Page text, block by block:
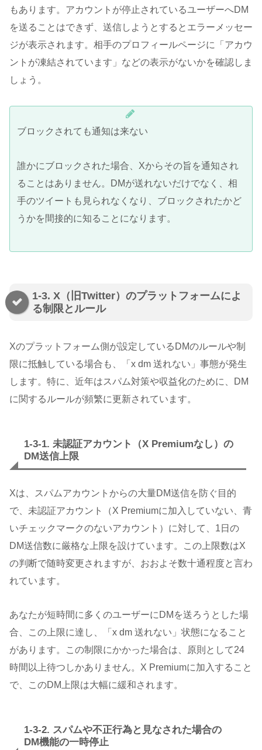
もあります。アカウントが停止されているユーザーへDM
を送ることはできず、送信しようとするとエラーメッセー
ジが表示されます。相手のプロフィールページに「アカウ
ントが凍結されています」などの表示がないかを確認しま
しょう。
ブロックされても通知は来ない
誰かにブロックされた場合、Xからその旨を通知され
ることはありません。DMが送れないだけでなく、相
手のツイートも見られなくなり、ブロックされたかど
うかを間接的に知ることになります。
1-3. X（旧Twitter）のプラットフォームによ
る制限とルール
Xのプラットフォーム側が設定しているDMのルールや制
限に抵触している場合も、「x dm 送れない」事態が発生
します。特に、近年はスパム対策や収益化のために、DM
に関するルールが頻繁に更新されています。
1-3-1. 未認証アカウント（X Premiumなし）の
DM送信上限
Xは、スパムアカウントからの大量DM送信を防ぐ目的
で、未認証アカウント（X Premiumに加入していない、青
いチェックマークのないアカウント）に対して、1日の
DM送信数に厳格な上限を設けています。この上限数はX
の判断で随時変更されますが、おおよそ数十通程度と言わ
れています。
あなたが短時間に多くのユーザーにDMを送ろうとした場
合、この上限に達し、「x dm 送れない」状態になること
があります。この制限にかかった場合は、原則として24
時間以上待つしかありません。X Premiumに加入すること
で、このDM上限は大幅に緩和されます。
1-3-2. スパムや不正行為と見なされた場合の
DM機能の一時停止